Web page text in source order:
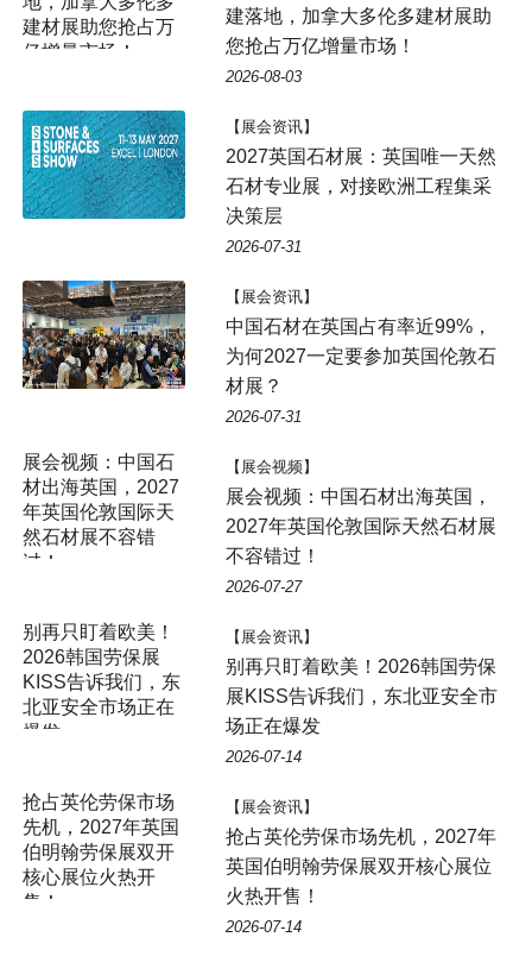
建材展助您抢占万
亿增量市场！
建落地，加拿大多伦多建材展助
您抢占万亿增量市场！
2026-08-03
【展会资讯】
2027英国石材展：英国唯一天然
石材专业展，对接欧洲工程集采
决策层
2026-07-31
【展会资讯】
中国石材在英国占有率近99%，
为何2027一定要参加英国伦敦石
材展？
2026-07-31
展会视频：中国石
材出海英国，2027
年英国伦敦国际天
然石材展不容错
过！
【展会视频】
展会视频：中国石材出海英国，
2027年英国伦敦国际天然石材展
不容错过！
2026-07-27
别再只盯着欧美！
2026韩国劳保展
KISS告诉我们，东
北亚安全市场正在
爆发
【展会资讯】
别再只盯着欧美！2026韩国劳保
展KISS告诉我们，东北亚安全市
场正在爆发
2026-07-14
抢占英伦劳保市场
先机，2027年英国
伯明翰劳保展双开
核心展位火热开
售！
【展会资讯】
抢占英伦劳保市场先机，2027年
英国伯明翰劳保展双开核心展位
火热开售！
2026-07-14